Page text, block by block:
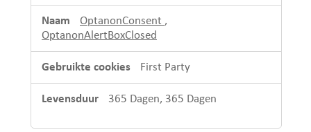
OptanonConsent ,
OptanonAlertBoxClosed
First Party
365 Dagen, 365 Dagen